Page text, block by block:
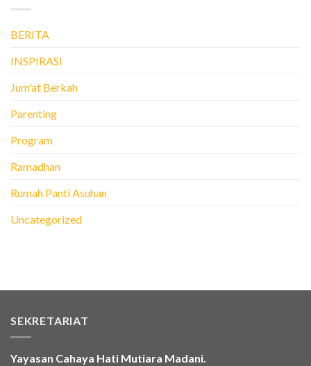
BERITA
INSPIRASI
Jum'at Berkah
Parenting
Program
Ramadhan
Rumah Panti Asuhan
Uncategorized
SEKRETARIAT
Yayasan Cahaya Hati Mutiara Madani.